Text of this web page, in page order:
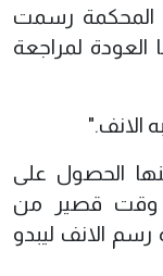
المحكمة رسمت
العودة لمراجعة
الانف."
الحصول على
وقت قصير من
واعادة رسم الانف ليبدو